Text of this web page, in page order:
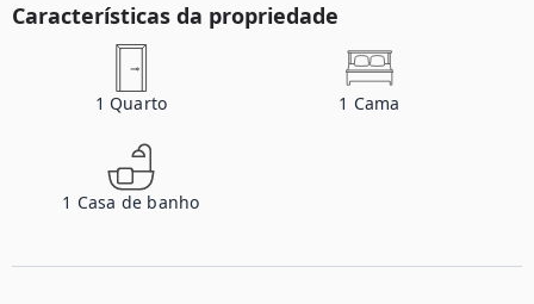
Características da propriedade
1 Quarto 1 Cama
1 Casa de banho